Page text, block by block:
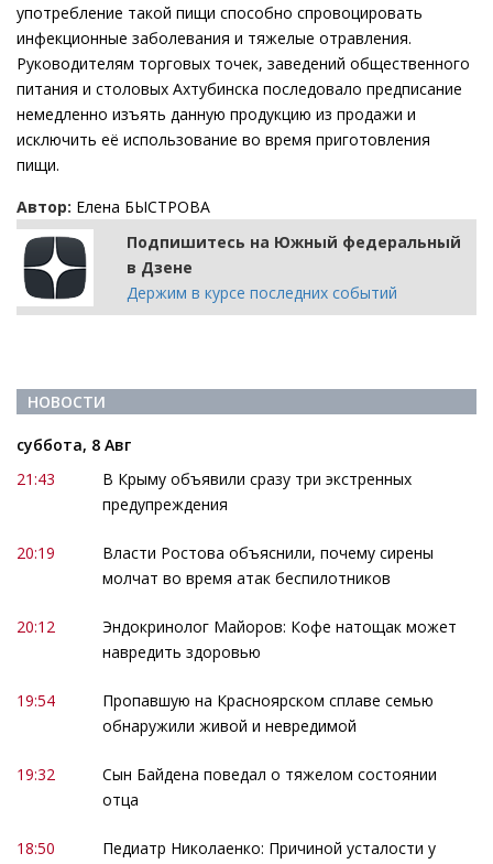
употребление такой пищи способно спровоцировать
инфекционные заболевания и тяжелые отравления.
Руководителям торговых точек, заведений общественного
питания и столовых Ахтубинска последовало предписание
немедленно изъять данную продукцию из продажи и
исключить её использование во время приготовления
пищи.
Автор: Елена БЫСТРОВА
Подпишитесь на Южный федеральный
в Дзене
Держим в курсе последних событий
НОВОСТИ
суббота, 8 Авг
21:43
В Крыму объявили сразу три экстренных
предупреждения
20:19
Власти Ростова объяснили, почему сирены
молчат во время атак беспилотников
20:12
Эндокринолог Майоров: Кофе натощак может
навредить здоровью
19:54
Пропавшую на Красноярском сплаве семью
обнаружили живой и невредимой
19:32
Сын Байдена поведал о тяжелом состоянии
отца
18:50
Педиатр Николаенко: Причиной усталости у